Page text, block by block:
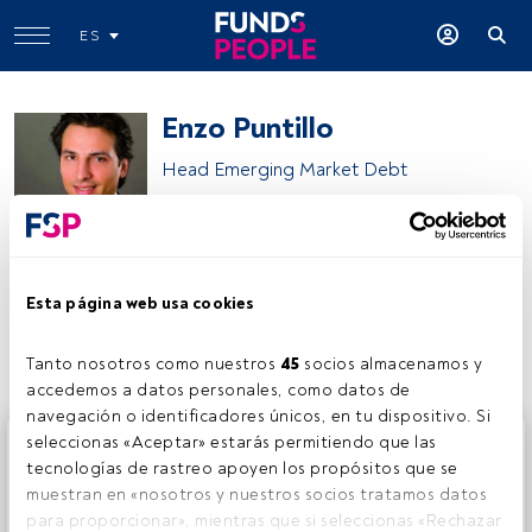
Esta página web usa cookies
Tanto nosotros como nuestros 45 socios almacenamos y
accedemos a datos personales, como datos de
navegación o identificadores únicos, en tu dispositivo. Si
seleccionas «Aceptar» estarás permitiendo que las
tecnologías de rastreo apoyen los propósitos que se
muestran en «nosotros y nuestros socios tratamos datos
para proporcionar», mientras que si seleccionas «Rechazar
ES
Enzo Puntillo
Head Emerging Market Debt
Compartir:
Este es un artículo exclusivo para los usuarios registrados
de FundsPeople. Si ya estás registrado, accede desde el
botón Login. Si aún no tienes cuenta, te invitamos a
registrarte y disfrutar de todo el universo que ofrece